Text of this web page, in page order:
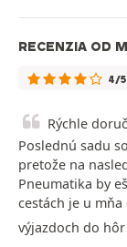
RECENZIA OD
4/5
Rýchle
Poslednú sadu
pretože na
Pneumatika by
cestách je u
výjazdoch do